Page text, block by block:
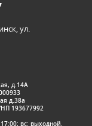
ул.
д.14А
д.38а
193677992
вс: выходной.